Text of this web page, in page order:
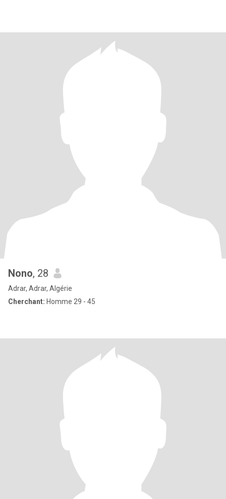
Nono, 28
Adrar, Adrar, Algérie
Cherchant: Homme 29 - 45